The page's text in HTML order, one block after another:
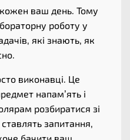
ваш день. Тому
роботу у
які знають, як
виконавці. Це
напам’ять і
розбиратися зі
запитання,